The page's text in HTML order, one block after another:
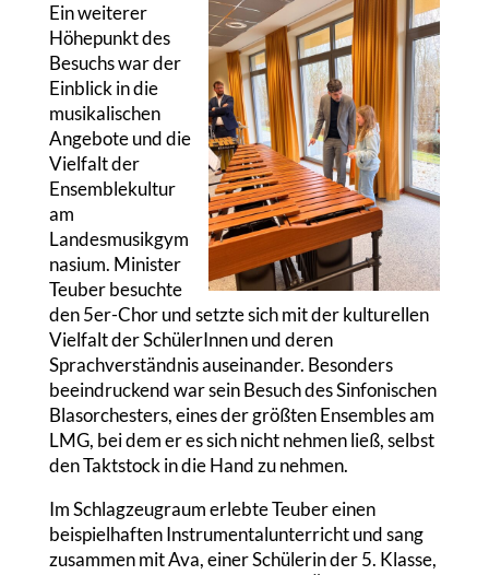
Ein weiterer
Höhepunkt des
Besuchs war der
Einblick in die
musikalischen
Angebote und die
Vielfalt der
Ensemblekultur
am
Landesmusikgym
nasium. Minister
Teuber besuchte
den 5er-Chor und setzte sich mit der kulturellen
Vielfalt der SchülerInnen und deren
Sprachverständnis auseinander. Besonders
beeindruckend war sein Besuch des Sinfonischen
Blasorchesters, eines der größten Ensembles am
LMG, bei dem er es sich nicht nehmen ließ, selbst
den Taktstock in die Hand zu nehmen.
Im Schlagzeugraum erlebte Teuber einen
beispielhaften Instrumentalunterricht und sang
zusammen mit Ava, einer Schülerin der 5. Klasse,